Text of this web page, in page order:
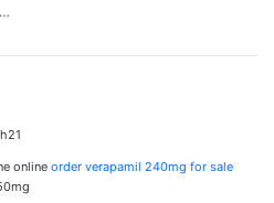
online order verapamil 240mg for sale